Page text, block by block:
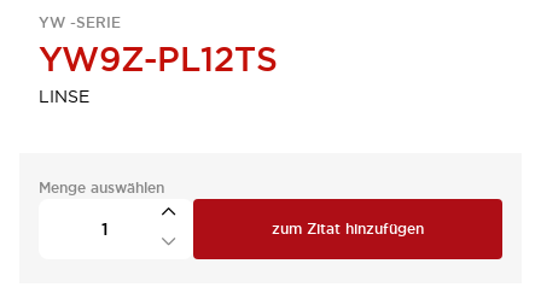
YW -SERIE
YW9Z-PL12TS
LINSE
Menge auswählen
zum Zitat hinzufügen